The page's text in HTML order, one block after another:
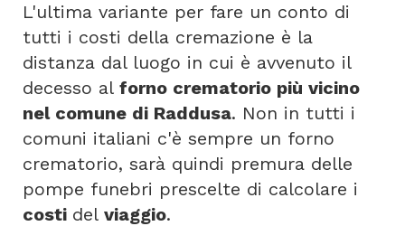
L'ultima variante per fare un conto di
tutti i costi della cremazione è la
distanza dal luogo in cui è avvenuto il
decesso al forno crematorio più vicino
nel comune di Raddusa. Non in tutti i
comuni italiani c'è sempre un forno
crematorio, sarà quindi premura delle
pompe funebri prescelte di calcolare i
costi del viaggio.